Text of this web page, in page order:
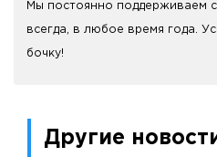
Мы постоянно поддерживаем
всегда, в любое время года.
бочку!
Другие